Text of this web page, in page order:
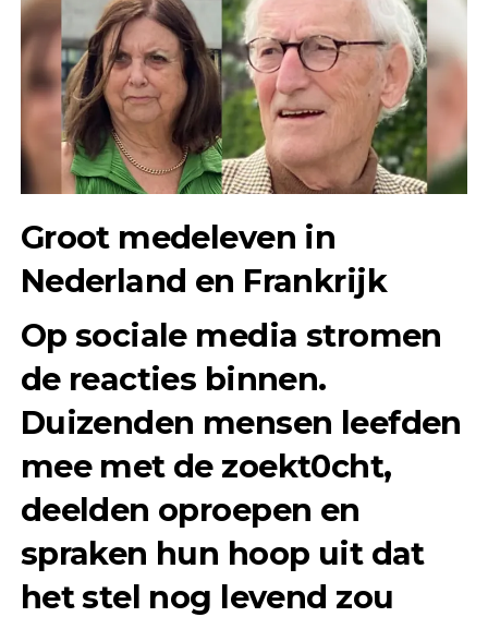
Groot medeleven in
Nederland en Frankrijk
Op sociale media stromen
de reacties binnen.
Duizenden mensen leefden
mee met de zoekt0cht,
deelden oproepen en
spraken hun hoop uit dat
het stel nog levend zou